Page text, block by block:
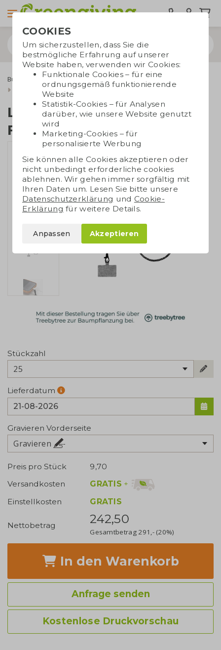
Bürobedarf
Umweltfreundlicher Bürobedarf
Lanyard aus PET-Flaschen
Lanyard aus PET-
Flaschen
Stückzahl
25
Lieferdatum
Gravieren Vorderseite
Gravieren
Preis pro Stück
9,70
Versandkosten
GRATIS +
Einstellkosten
GRATIS
Nettobetrag 242,50
Gesamtbetrag 291,- (20%)
In den Warenkorb
Anfrage senden
Kostenlose Druckvorschau
COOKIES
Um sicherzustellen, dass Sie die
bestmögliche Erfahrung auf unserer
Website haben, verwenden wir Cookies:
Funktionale Cookies – für eine
ordnungsgemäß funktionierende
Website
Statistik-Cookies – für Analysen
darüber, wie unsere Website genutzt
wird
Marketing-Cookies – für
personalisierte Werbung
Sie können alle Cookies akzeptieren oder
nicht unbedingt erforderliche cookies
ablehnen. Wir gehen immer sorgfältig mit
Ihren Daten um. Lesen Sie bitte unsere
Datenschutzerklärung und Cookie-
Erklärung für weitere Details.
Anpassen Akzeptieren